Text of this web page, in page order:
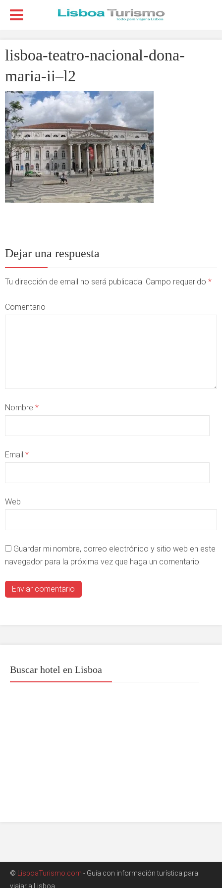
lisboa-teatro-nacional-dona-
maria-ii–l2
Dejar una respuesta
Tu dirección de email no será publicada. Campo requerido *
Comentario
Nombre *
Email *
Web
Guardar mi nombre, correo electrónico y sitio web en este
navegador para la próxima vez que haga un comentario.
Buscar hotel en Lisboa
© LisboaTurismo.com - Guía con información turística para
viajar a Lisboa.